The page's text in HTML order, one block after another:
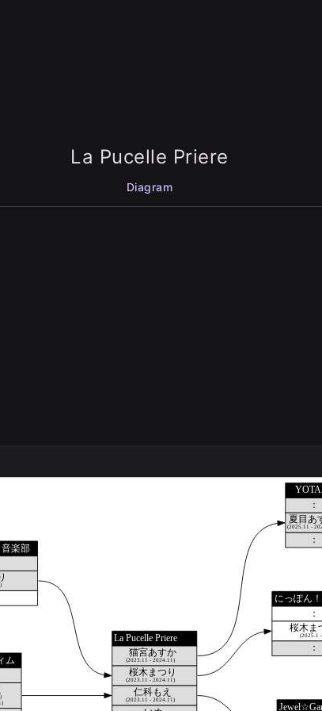
La Pucelle Priere
Diagram